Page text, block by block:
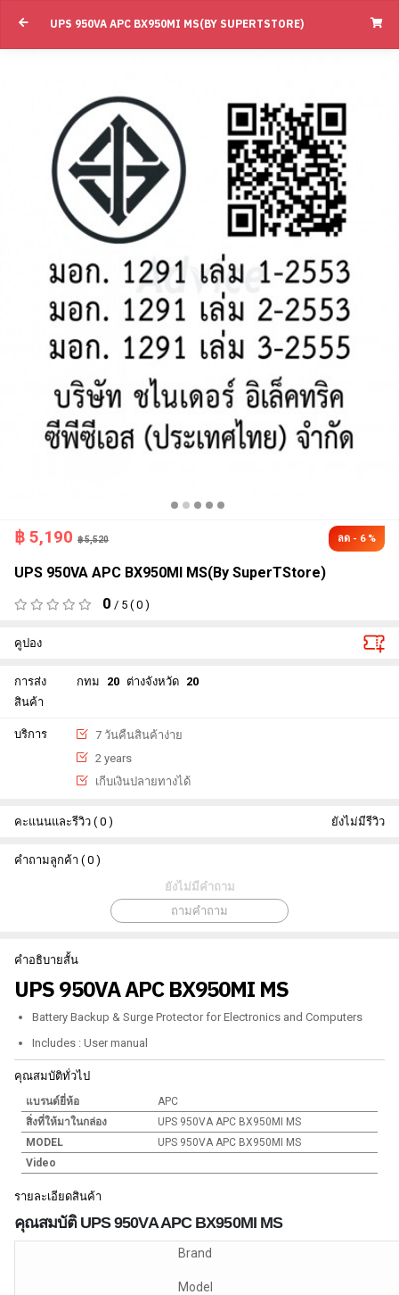
UPS 950VA APC BX950MI MS(BY SUPERTSTORE)
฿ 5,190 ฿ 5,520 ลด - 6 %
UPS 950VA APC BX950MI MS(By SuperTStore)
0 / 5 ( 0 )
คูปอง
การส่ง
สินค้า
กทม 20 ต่างจังหวัด 20
บริการ
7 วันคืนสินค้าง่าย
2 years
เกีบเงินปลายทางได้
คะแนนและรีวิว ( 0 ) ยังไม่มีรีวิว
คำถามลูกค้า ( 0 )
ยังไม่มีคำถาม
ถามคำถาม
คำอธิบายสั้น
UPS 950VA APC BX950MI MS
Battery Backup & Surge Protector for Electronics and Computers
Includes : User manual
คุณสมบัติทั่วไป
แบรนด์ยี่ห้อ
APC
สิ่งที่ให้มาในกล่อง
UPS 950VA APC BX950MI MS
MODEL
UPS 950VA APC BX950MI MS
Video
รายละเอียดสินค้า
คุณสมบัติ UPS 950VA APC BX950MI MS
Brand
Model